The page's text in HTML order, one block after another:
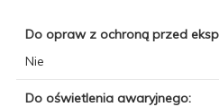
Do opraw z ochroną przed
Nie
Do oświetlenia awaryjnego: